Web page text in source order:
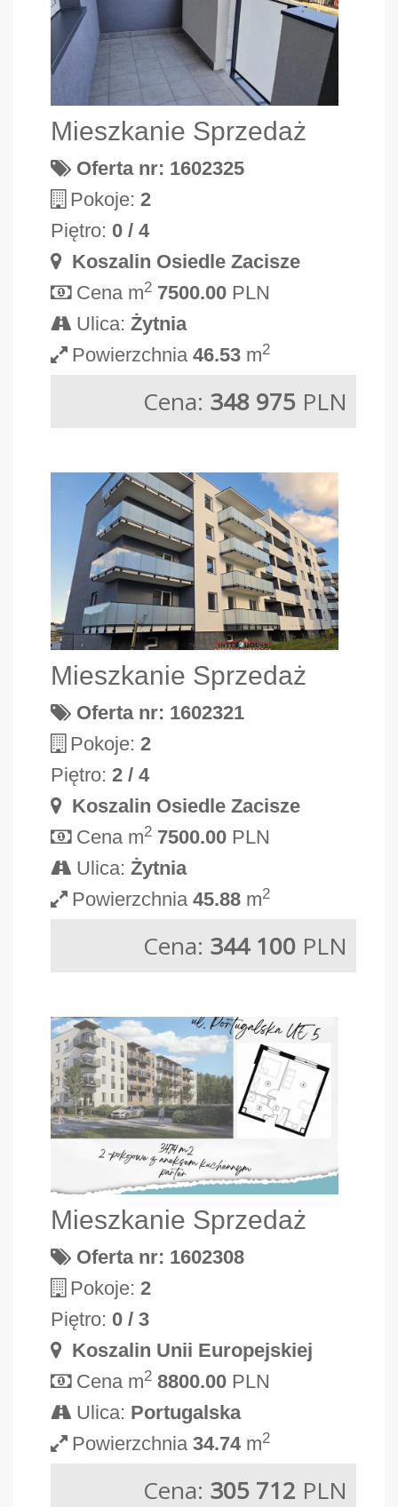
Mieszkanie Sprzedaż
Oferta nr: 1602325
Pokoje:2
Piętro: 0 / 4
Koszalin Osiedle Zacisze
Cena m2 7500.00 PLN
Ulica:Żytnia
Powierzchnia46.53 m2
Cena: 348 975 PLN
Mieszkanie Sprzedaż
Oferta nr: 1602321
Pokoje:2
Piętro:2 / 4
Koszalin Osiedle Zacisze
Cena m2 7500.00 PLN
Ulica:Żytnia
Powierzchnia45.88 m2
Cena: 344 100 PLN
Mieszkanie Sprzedaż
Oferta nr: 1602308
Pokoje:2
Piętro: 0 / 3
Koszalin Unii Europejskiej
Cena m2 8800.00 PLN
Ulica: Portugalska
Powierzchnia34.74 m2
Cena: 305 712 PLN